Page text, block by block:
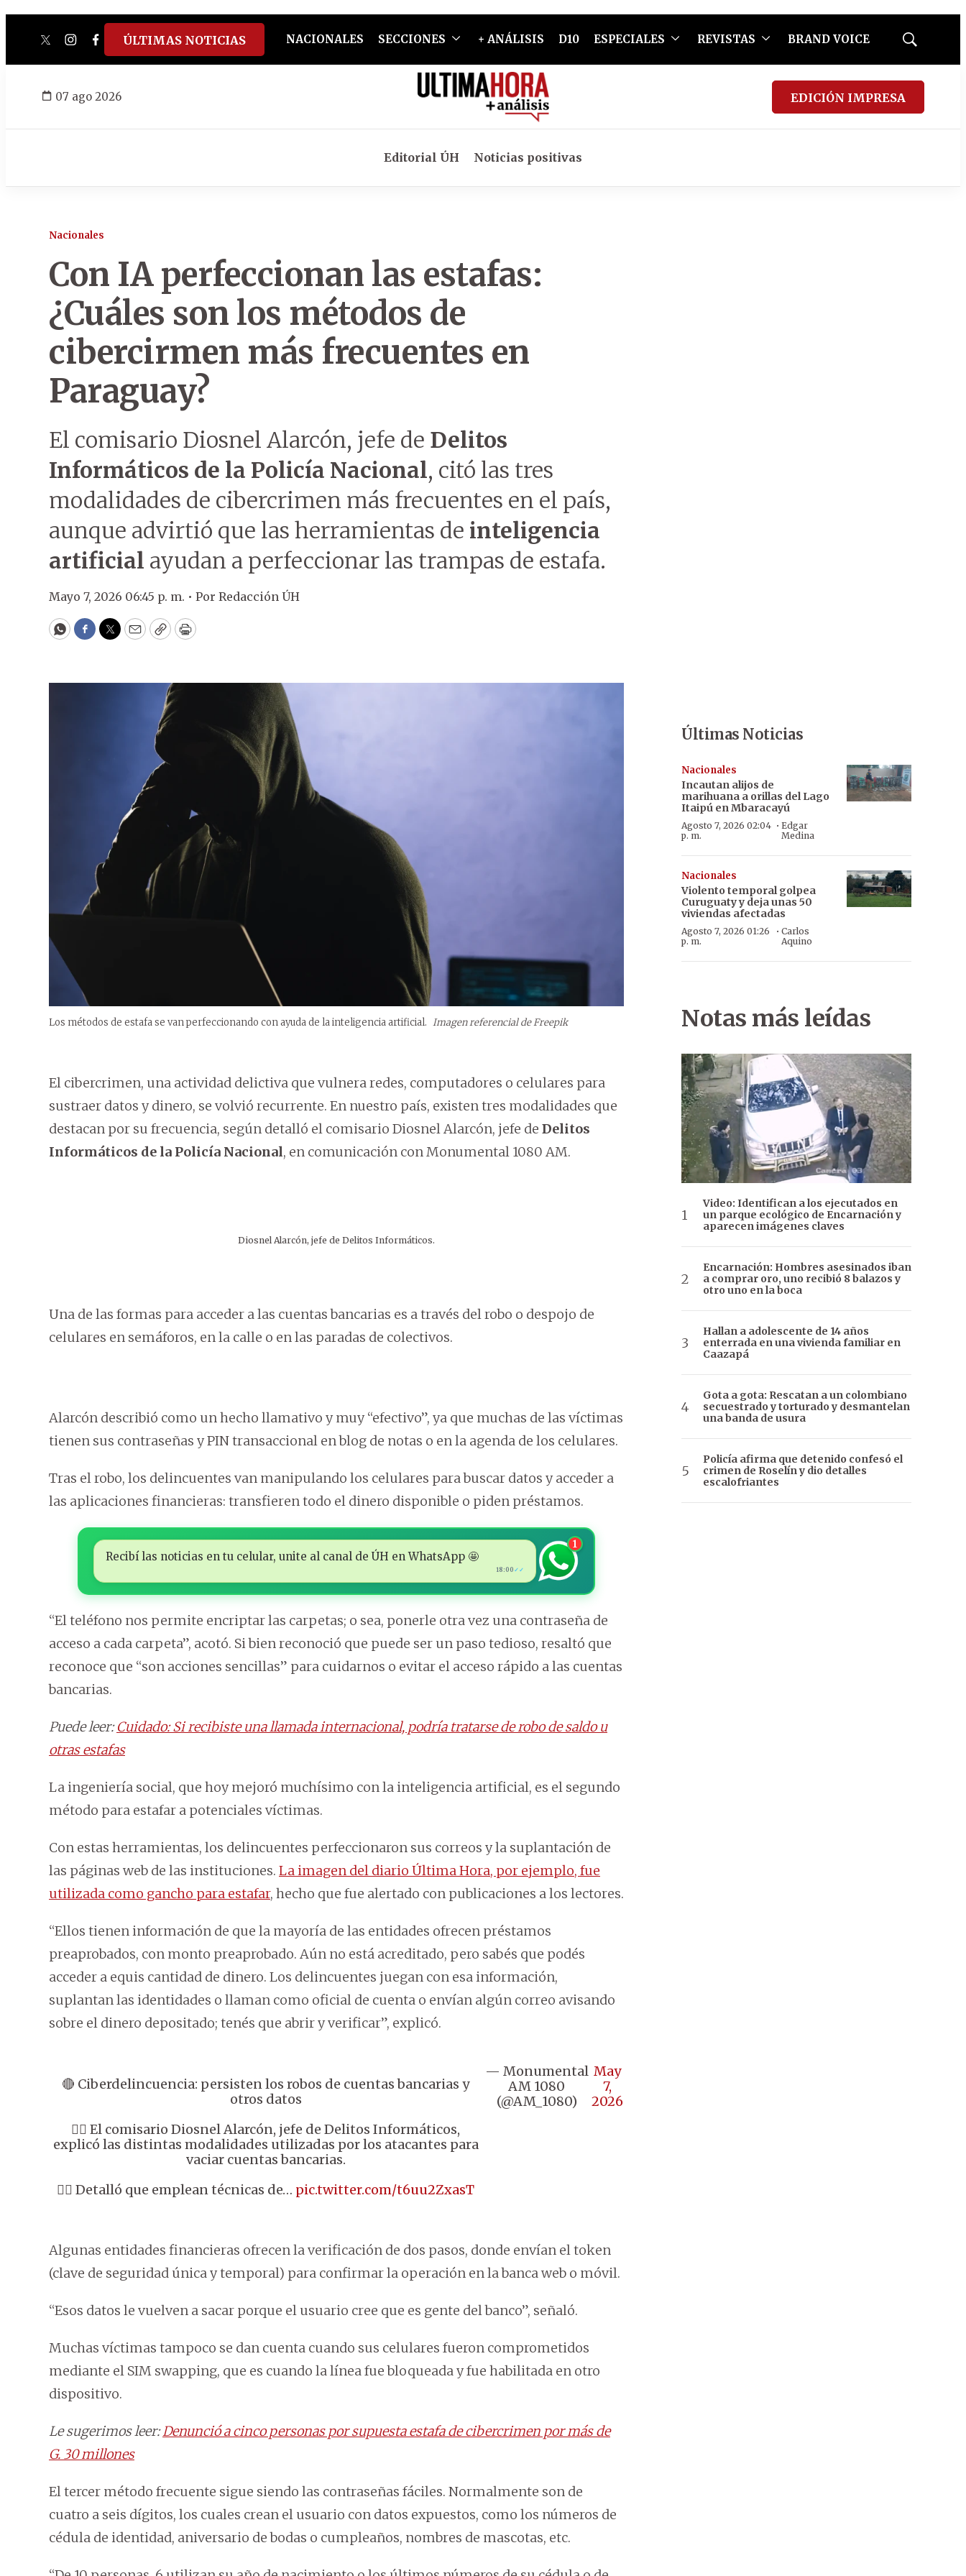
twitterinstagram
facebook
tiktokyoutube
spotify
ÚLTIMAS NOTICIAS NACIONALES SECCIONES + ANÁLISIS D10 ESPECIALES REVISTAS BRAND VOICE
Mostrar
07 ago 2026 EDICIÓN IMPRESA
Editorial ÚH Noticias positivas
Nacionales
Con IA perfeccionan las estafas:
¿Cuáles son los métodos de
cibercirmen más frecuentes en
Paraguay?
El comisario Diosnel Alarcón, jefe de Delitos
Informáticos de la Policía Nacional, citó las tres
modalidades de cibercrimen más frecuentes en el país,
aunque advirtió que las herramientas de inteligencia
artificial ayudan a perfeccionar las trampas de estafa.
Mayo 7, 2026 06:45 p. m. • Por Redacción ÚH
WhatsApp
Facebook
Twitter
EmailCopyPrint
Los métodos de estafa se van perfeccionando con ayuda de la inteligencia artificial. Imagen referencial de Freepik
El cibercrimen, una actividad delictiva que vulnera redes, computadores o celulares para
sustraer datos y dinero, se volvió recurrente. En nuestro país, existen tres modalidades que
destacan por su frecuencia, según detalló el comisario Diosnel Alarcón, jefe de Delitos
Informáticos de la Policía Nacional, en comunicación con Monumental 1080 AM.
Diosnel Alarcón, jefe de Delitos Informáticos.
Una de las formas para acceder a las cuentas bancarias es a través del robo o despojo de
celulares en semáforos, en la calle o en las paradas de colectivos.
Alarcón describió como un hecho llamativo y muy “efectivo”, ya que muchas de las víctimas
tienen sus contraseñas y PIN transaccional en blog de notas o en la agenda de los celulares.
Tras el robo, los delincuentes van manipulando los celulares para buscar datos y acceder a
las aplicaciones financieras: transfieren todo el dinero disponible o piden préstamos.
Recibí las noticias en tu celular, unite al canal de ÚH en WhatsApp 🤩
18:00 ✓✓
1
“El teléfono nos permite encriptar las carpetas; o sea, ponerle otra vez una contraseña de
acceso a cada carpeta”, acotó. Si bien reconoció que puede ser un paso tedioso, resaltó que
reconoce que “son acciones sencillas” para cuidarnos o evitar el acceso rápido a las cuentas
bancarias.
Puede leer:Cuidado: Si recibiste una llamada internacional, podría tratarse de robo de saldo u
otras estafas
La ingeniería social, que hoy mejoró muchísimo con la inteligencia artificial, es el segundo
método para estafar a potenciales víctimas.
Con estas herramientas, los delincuentes perfeccionaron sus correos y la suplantación de
las páginas web de las instituciones. La imagen del diario Última Hora, por ejemplo, fue
utilizada como gancho para estafar, hecho que fue alertado con publicaciones a los lectores.
“Ellos tienen información de que la mayoría de las entidades ofrecen préstamos
preaprobados, con monto preaprobado. Aún no está acreditado, pero sabés que podés
acceder a equis cantidad de dinero. Los delincuentes juegan con esa información,
suplantan las identidades o llaman como oficial de cuenta o envían algún correo avisando
sobre el dinero depositado; tenés que abrir y verificar”, explicó.
🔴 Ciberdelincuencia: persisten los robos de cuentas bancarias y
otros datos
👉🏼 El comisario Diosnel Alarcón, jefe de Delitos Informáticos,
explicó las distintas modalidades utilizadas por los atacantes para
vaciar cuentas bancarias.
👉🏼 Detalló que emplean técnicas de… pic.twitter.com/t6uu2ZxasT
— Monumental
AM 1080
(@AM_1080)
May
7,
2026
Algunas entidades financieras ofrecen la verificación de dos pasos, donde envían el token
(clave de seguridad única y temporal) para confirmar la operación en la banca web o móvil.
“Esos datos le vuelven a sacar porque el usuario cree que es gente del banco”, señaló.
Muchas víctimas tampoco se dan cuenta cuando sus celulares fueron comprometidos
mediante el SIM swapping, que es cuando la línea fue bloqueada y fue habilitada en otro
dispositivo.
Le sugerimos leer:Denunció a cinco personas por supuesta estafa de cibercrimen por más de
G. 30 millones
El tercer método frecuente sigue siendo las contraseñas fáciles. Normalmente son de
cuatro a seis dígitos, los cuales crean el usuario con datos expuestos, como los números de
cédula de identidad, aniversario de bodas o cumpleaños, nombres de mascotas, etc.
Últimas Noticias
Nacionales
Incautan alijos de
marihuana a orillas del Lago
Itaipú en Mbaracayú
Agosto 7, 2026 02:04
p. m.
· Edgar
Medina
Nacionales
Violento temporal golpea
Curuguaty y deja unas 50
viviendas afectadas
Agosto 7, 2026 01:26
p. m.
· Carlos
Aquino
Notas más leídas
Video: Identifican a los ejecutados en
un parque ecológico de Encarnación y
aparecen imágenes claves
Encarnación: Hombres asesinados iban
a comprar oro, uno recibió 8 balazos y
otro uno en la boca
Hallan a adolescente de 14 años
enterrada en una vivienda familiar en
Caazapá
Gota a gota: Rescatan a un colombiano
secuestrado y torturado y desmantelan
una banda de usura
Policía afirma que detenido confesó el
crimen de Roselín y dio detalles
escalofriantes